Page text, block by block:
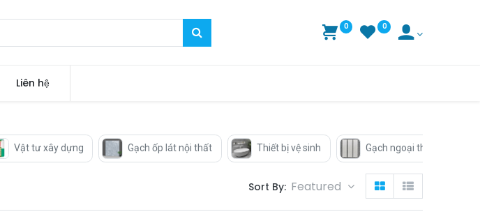
0 0
Liên hệ
Vật tư xây dựng Gạch ốp lát nội thất Thiết bị vệ sinh Gạch ngoại thất
Sort By: Featured